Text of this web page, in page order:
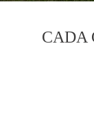
CADA